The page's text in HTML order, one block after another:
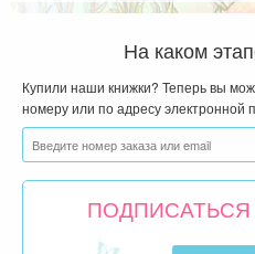
На каком
Купили наши книжки? Теперь вы
номеру или по адресу электронной